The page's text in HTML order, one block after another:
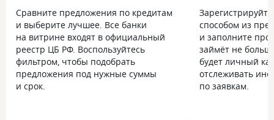
Сравните предложения по кредитам
и выберите лучшее. Все банки
на витрине входят в официальный
реестр ЦБ РФ. Воспользуйтесь
фильтром, чтобы подобрать
предложения под нужные суммы
и срок.
способом из
и заполните
займёт не
будет личный
отслеживать
по заявкам.